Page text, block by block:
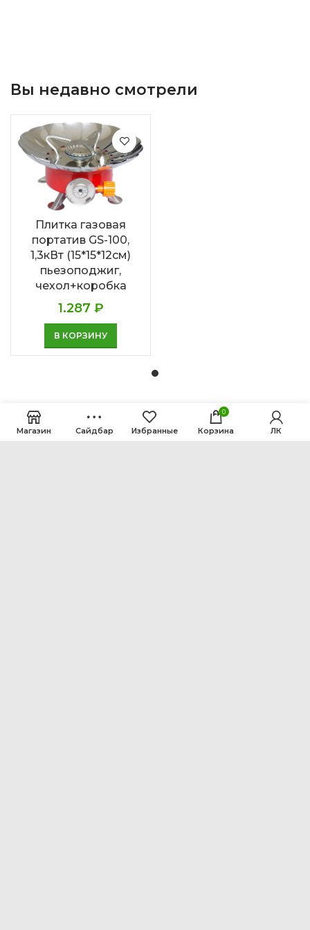
Вы недавно смотрели
Плитка газовая
портатив GS-100,
1,3кВт (15*15*12см)
пьезоподжиг,
чехол+коробка
1.287 ₽
В КОРЗИНУ
Магазин Сайдбар Избранные
0
Корзина ЛК